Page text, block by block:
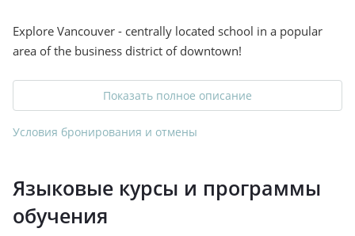
Explore Vancouver - centrally located school in a popular
area of the business district of downtown!
Показать полное описание
Условия бронирования и отмены
Языковые курсы и программы
обучения